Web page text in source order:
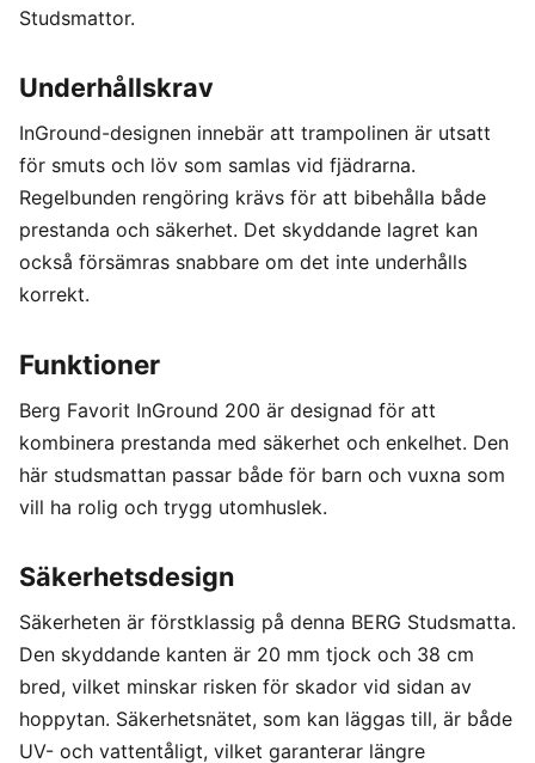
Studsmattor.
Underhållskrav
InGround-designen innebär att trampolinen är utsatt
för smuts och löv som samlas vid fjädrarna.
Regelbunden rengöring krävs för att bibehålla både
prestanda och säkerhet. Det skyddande lagret kan
också försämras snabbare om det inte underhålls
korrekt.
Funktioner
Berg Favorit InGround 200 är designad för att
kombinera prestanda med säkerhet och enkelhet. Den
här studsmattan passar både för barn och vuxna som
vill ha rolig och trygg utomhuslek.
Säkerhetsdesign
Säkerheten är förstklassig på denna BERG Studsmatta.
Den skyddande kanten är 20 mm tjock och 38 cm
bred, vilket minskar risken för skador vid sidan av
hoppytan. Säkerhetsnätet, som kan läggas till, är både
UV- och vattentåligt, vilket garanterar längre